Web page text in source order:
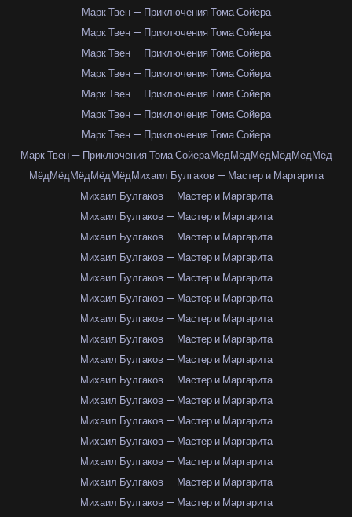
Марк Твен — Приключения Тома Сойера
Марк Твен — Приключения Тома Сойера
Марк Твен — Приключения Тома Сойера
Марк Твен — Приключения Тома Сойера
Марк Твен — Приключения Тома Сойера
Марк Твен — Приключения Тома Сойера
Марк Твен — Приключения Тома Сойера
Марк Твен — Приключения Тома СойераМёдМёдМёдМёдМёдМёд
МёдМёдМёдМёдМёдМихаил Булгаков — Мастер и Маргарита
Михаил Булгаков — Мастер и Маргарита
Михаил Булгаков — Мастер и Маргарита
Михаил Булгаков — Мастер и Маргарита
Михаил Булгаков — Мастер и Маргарита
Михаил Булгаков — Мастер и Маргарита
Михаил Булгаков — Мастер и Маргарита
Михаил Булгаков — Мастер и Маргарита
Михаил Булгаков — Мастер и Маргарита
Михаил Булгаков — Мастер и Маргарита
Михаил Булгаков — Мастер и Маргарита
Михаил Булгаков — Мастер и Маргарита
Михаил Булгаков — Мастер и Маргарита
Михаил Булгаков — Мастер и Маргарита
Михаил Булгаков — Мастер и Маргарита
Михаил Булгаков — Мастер и Маргарита
Михаил Булгаков — Мастер и Маргарита